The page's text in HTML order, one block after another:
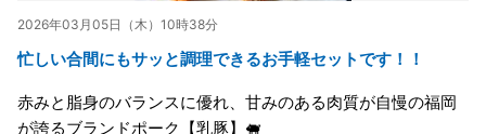
2026年03月05日（木）10時38分
忙しい合間にもサッと調理できるお手軽セットです！！
赤みと脂身のバランスに優れ、甘みのある肉質が自慢の福岡
が誇るブランドポーク【乳豚】🐖